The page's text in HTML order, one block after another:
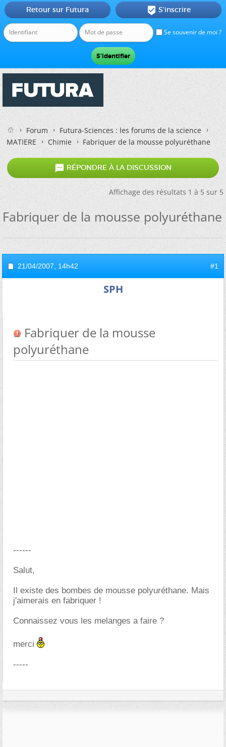
Se souvenir de moi ?
Retour sur Futura  S'inscrire
Forum
Futura-Sciences : les forums de la science
MATIERE
Chimie Fabriquer de la mousse polyuréthane
 RÉPONDRE À LA DISCUSSION
Affichage des résultats 1 à 5 sur 5
Fabriquer de la mousse polyuréthane
21/04/2007, 14h42 #1
SPH
Fabriquer de la mousse
polyuréthane
------
Salut,
Il existe des bombes de mousse polyuréthane. Mais
j'aimerais en fabriquer !
Connaissez vous les melanges a faire ?
merci
-----